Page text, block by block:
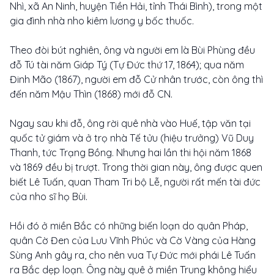
Nhì, xã An Ninh, huyện Tiền Hải, tỉnh Thái Bình), trong một
gia đình nhà nho kiêm lương y bốc thuốc.
Theo đòi bút nghiên, ông và người em là Bùi Phùng đều
đỗ Tú tài năm Giáp Tý (Tự Đức thứ 17, 1864); qua năm
Đinh Mão (1867), người em đỗ Cử nhân trước, còn ông thì
đến năm Mậu Thìn (1868) mới đỗ CN.
Ngay sau khi đỗ, ông rời quê nhà vào Huế, tập văn tại
quốc tử giám và ở trọ nhà Tế tửu (hiệu trưởng) Vũ Duy
Thanh, tức Trạng Bồng. Nhưng hai lần thi hội năm 1868
và 1869 đều bị trượt. Trong thời gian này, ông được quen
biết Lê Tuấn, quan Tham Tri bộ Lễ, người rất mến tài đức
của nho sĩ họ Bùi.
Hồi đó ở miền Bắc có những biến loạn do quân Pháp,
quân Cờ Đen của Lưu Vĩnh Phúc và Cờ Vàng của Hàng
Sùng Anh gây ra, cho nên vua Tự Đức mới phái Lê Tuấn
ra Bắc dẹp loạn. Ông này quê ở miền Trung không hiểu